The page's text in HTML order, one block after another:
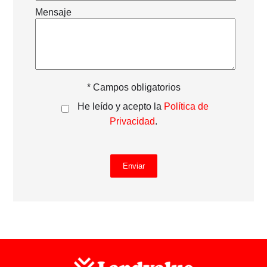
Mensaje
* Campos obligatorios
He leído y acepto la Política de
Privacidad.
Enviar